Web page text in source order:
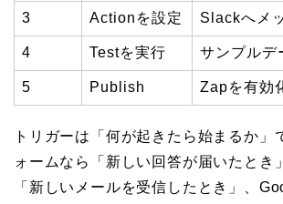
3 Actionを設定 Slackへメ
4 Testを実行 サンプルデ
5 Publish Zapを有効
トリガーは「何が起きたら始まるか」
ォームなら「新しい回答が届いたとき
「新しいメールを受信したとき」、